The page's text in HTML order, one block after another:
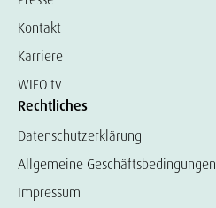
Kontakt
Karriere
WIFO.tv
Rechtliches
Datenschutzerklärung
Allgemeine Geschäftsbedingungen
Impressum